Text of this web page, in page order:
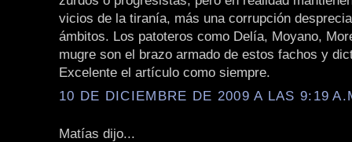
vicios de la tiranía, más una corrupción
ámbitos. Los patoteros como Delía, Moyano,
mugre son el brazo armado de estos fachos y
Excelente el artículo como siempre.
10 DE DICIEMBRE DE 2009 A LAS 9:19
Matías dijo...